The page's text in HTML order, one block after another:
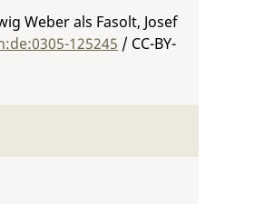
Weber als Fasolt, Josef
125245 / CC-BY-